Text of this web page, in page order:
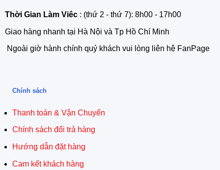
Thời Gian Làm Viêc: (thứ 2 - thứ 7): 8h00 - 17h00
Giao hàng nhanh tại Hà Nội và Tp Hồ Chí Minh
Ngoài giờ hành chính quý khách vui lòng liên hệ FanPage
Chính sách
Thanh toán & Vận Chuyển
Chính sách đổi trả hàng
Hướng dẫn đặt hàng
Cam kết khách hàng